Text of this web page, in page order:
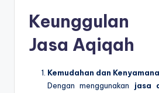
Jasa Aqiqah
Kemudahan dan
Dengan menggunakan jasa